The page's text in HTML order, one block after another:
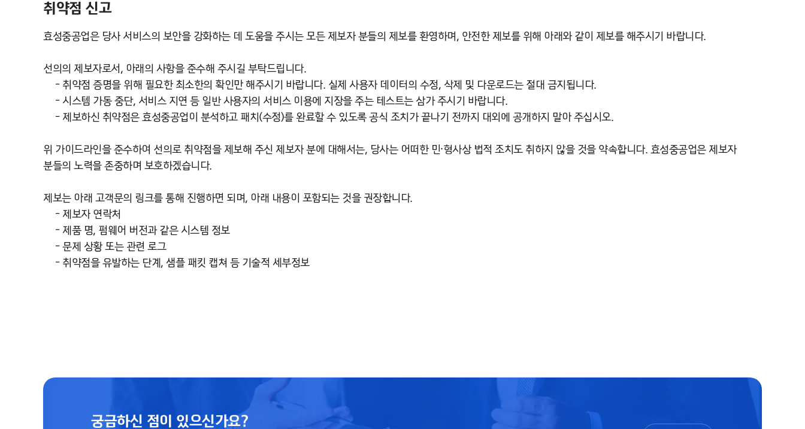
취약점 신고
효성중공업은 당사 서비스의 보안을 강화하는 데 도움을 주시는 모든 제보자 분들의 제보를 환영하며, 안전한 제보를 위해 아래와 같이 제보를 해주시기 바랍니다.
선의의 제보자로서, 아래의 사항을 준수해 주시길 부탁드립니다.
- 취약점 증명을 위해 필요한 최소한의 확인만 해주시기 바랍니다. 실제 사용자 데이터의 수정, 삭제 및 다운로드는 절대 금지됩니다.
- 시스템 가동 중단, 서비스 지연 등 일반 사용자의 서비스 이용에 지장을 주는 테스트는 삼가 주시기 바랍니다.
- 제보하신 취약점은 효성중공업이 분석하고 패치(수정)를 완료할 수 있도록 공식 조치가 끝나기 전까지 대외에 공개하지 말아 주십시오.
위 가이드라인을 준수하여 선의로 취약점을 제보해 주신 제보자 분에 대해서는, 당사는 어떠한 민·형사상 법적 조치도 취하지 않을 것을 약속합니다. 효성중공업은 제보자
분들의 노력을 존중하며 보호하겠습니다.
제보는 아래 고객문의 링크를 통해 진행하면 되며, 아래 내용이 포함되는 것을 권장합니다.
- 제보자 연락처
- 제품 명, 펌웨어 버전과 같은 시스템 정보
- 문제 상황 또는 관련 로그
- 취약점을 유발하는 단계, 샘플 패킷 캡쳐 등 기술적 세부정보
궁금하신 점이 있으신가요?